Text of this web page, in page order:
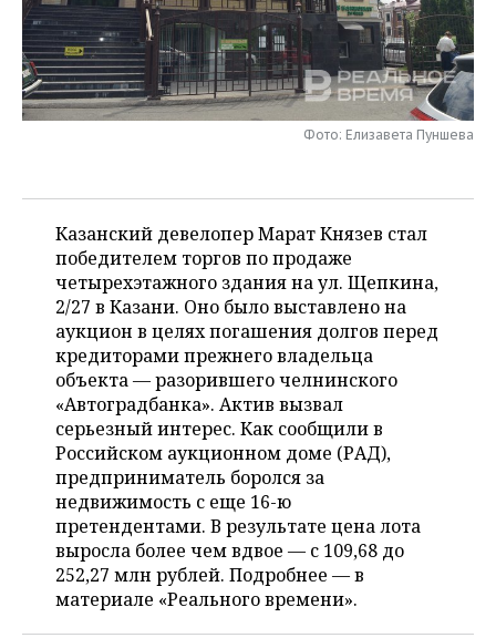
НЕФТЕХИМИЯ
НЕФТЬ
ОПК
РОЗНИЧНАЯ ТОРГОВЛЯ
ТРАНСПОРТ
НОВОСТИ ТЕХНОЛОГИЙ
IT
ТЕЛЕКОММУНИКАЦИИ
МЕРОПРИЯТИЯ
НОВОСТИ МЕРОПРИЯТИЙ
БИЗНЕС-БРАНЧИ
ONLINE-КОНФЕРЕНЦИИ
ОТКРЫТАЯ ЛЕКЦИЯ
СПОРТ
ФУТБОЛ
ХОККЕЙ
БАСКЕТБОЛ
ВОЛЕЙБОЛ
КИБЕРСПОРТ
ФИГУРНОЕ КАТАНИЕ
ВОДНЫЕ ВИДЫ СПОРТА
ХОККЕЙ С МЯЧОМ
НОВОСТИ ОБЩЕСТВА
ВЛАСТЬ
ИНФРАСТРУКТУРА
ИСТОРИЯ
КУЛЬТУРА
МЕДИЦИНА
ОБРАЗОВАНИЕ
ПРОИСШЕСТВИЯ
ФОТОГАЛЕРЕЯ
СЮЖЕТЫ
СПРАВОЧНИК
СПИСОК ПЕРСОН
СПИСОК КОМПАНИЙ
ПОЛНАЯ ВЕРСИЯ
Фото: Елизавета Пуншева
Казанский девелопер Марат Князев стал
победителем торгов по продаже
четырехэтажного здания на ул. Щепкина,
2/27 в Казани. Оно было выставлено на
аукцион в целях погашения долгов перед
кредиторами прежнего владельца
объекта — разорившего челнинского
«Автоградбанка». Актив вызвал
серьезный интерес. Как сообщили в
Российском аукционном доме (РАД),
предприниматель боролся за
недвижимость с еще 16-ю
претендентами. В результате цена лота
выросла более чем вдвое — с 109,68 до
252,27 млн рублей. Подробнее — в
материале «Реального времени».